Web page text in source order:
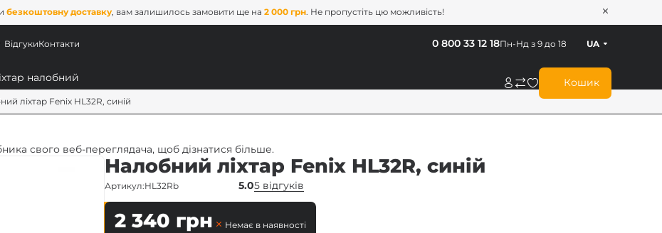
безкоштовну доставку, вам залишилось замовити ще на2 000 грн. Не пропустіть цю можливість!
Кошик
Пн-Нд з 9 до 18
0 800 33 12 18 UA
ВідгукиКонтакти
ліхтар Fenix HL32R, синій
свого веб-переглядача, щоб дізнатися більше.
Налобний ліхтар Fenix HL32R, синій
Артикул:HL32Rb 5.05 відгуків
2 340 грн Немає в наявності